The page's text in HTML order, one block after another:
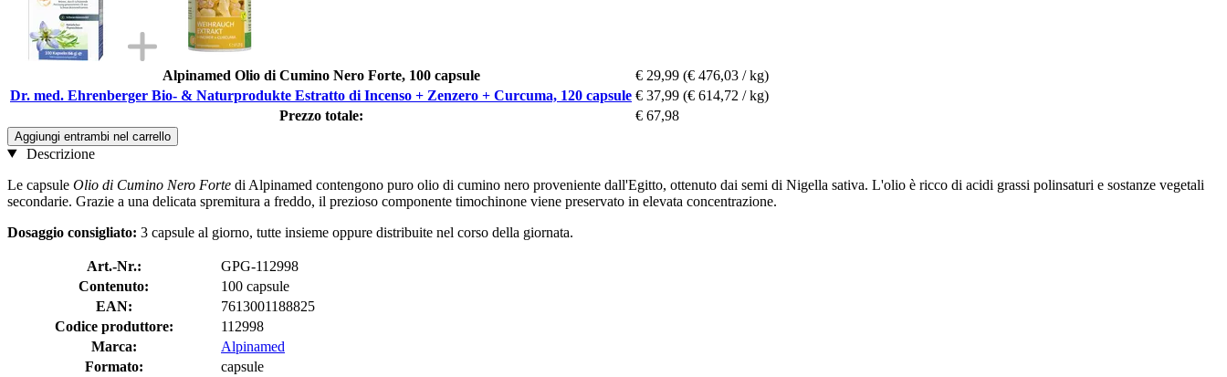
Alpinamed Olio di Cumino Nero Forte, 100 capsule € 29,99 (€ 476,03 / kg)
Dr. med. Ehrenberger Bio- & Naturprodukte Estratto di Incenso + Zenzero + Curcuma, 120 capsule € 37,99 (€ 614,72 / kg)
Prezzo totale:
€ 67,98
Aggiungi entrambi nel carrello
Descrizione
Le capsule Olio di Cumino Nero Forte di Alpinamed contengono puro olio di cumino nero proveniente dall'Egitto, ottenuto dai semi di Nigella sativa. L'olio è ricco di acidi grassi polinsaturi e sostanze vegetali
secondarie. Grazie a una delicata spremitura a freddo, il prezioso componente timochinone viene preservato in elevata concentrazione.
Dosaggio consigliato: 3 capsule al giorno, tutte insieme oppure distribuite nel corso della giornata.
Art.-Nr.:
GPG-112998
Contenuto:
100 capsule
EAN:
7613001188825
Codice produttore:
112998
Marca:
Alpinamed
Formato:
capsule